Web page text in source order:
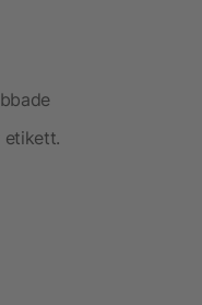
etikett.